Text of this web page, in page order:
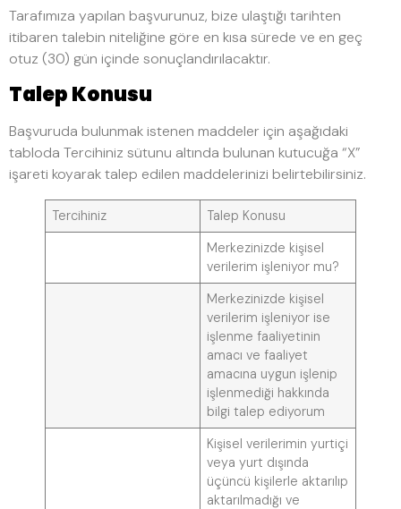
Tarafımıza yapılan başvurunuz, bize ulaştığı tarihten
itibaren talebin niteliğine göre en kısa sürede ve en geç
otuz (30) gün içinde sonuçlandırılacaktır.
Talep Konusu
Başvuruda bulunmak istenen maddeler için aşağıdaki
tabloda Tercihiniz sütunu altında bulunan kutucuğa “X”
işareti koyarak talep edilen maddelerinizi belirtebilirsiniz.
Tercihiniz
Talep Konusu
Merkezinizde kişisel
verilerim işleniyor mu?
Merkezinizde kişisel
verilerim işleniyor ise
işlenme faaliyetinin
amacı ve faaliyet
amacına uygun işlenip
işlenmediği hakkında
bilgi talep ediyorum
Kişisel verilerimin yurtiçi
veya yurt dışında
üçüncü kişilerle aktarılıp
aktarılmadığı ve